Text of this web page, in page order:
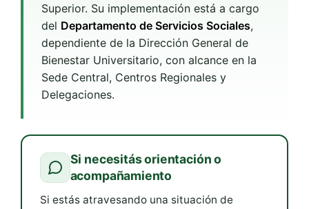
Superior. Su implementación está a cargo
del Departamento de Servicios Sociales,
dependiente de la Dirección General de
Bienestar Universitario, con alcance en la
Sede Central, Centros Regionales y
Delegaciones.
Si necesitás orientación o
acompañamiento
Si estás atravesando una situación de